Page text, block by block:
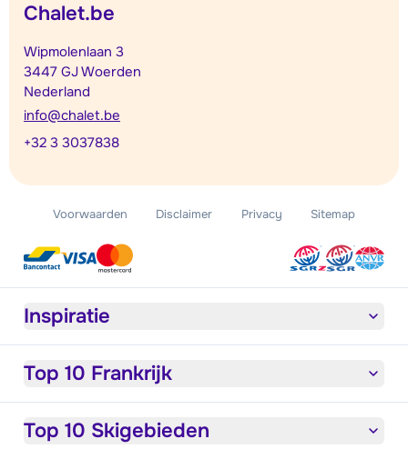
Chalet.be
Wipmolenlaan 3
3447 GJ Woerden
Nederland
info@chalet.be
+32 3 3037838
Voorwaarden Disclaimer Privacy Sitemap
Inspiratie
Top 10 Frankrijk
Top 10 Skigebieden